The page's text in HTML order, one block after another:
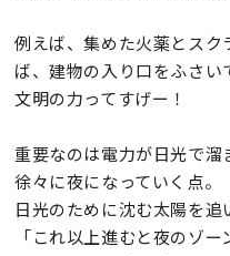
例えば、集めた火薬とス
ば、建物の入り口をふさい
文明の力ってすげー！
重要なのは電力が日光で溜
徐々に夜になっていく点。
日光のために沈む太陽を追
「これ以上進むと夜のゾ